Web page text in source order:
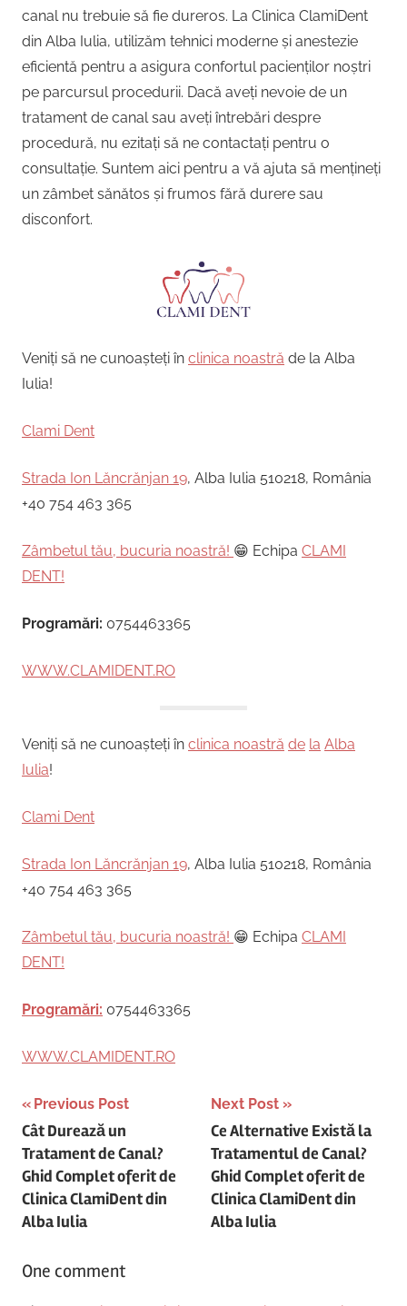
canal nu trebuie să fie dureros. La Clinica ClamiDent
din Alba Iulia, utilizăm tehnici moderne și anestezie
eficientă pentru a asigura confortul pacienților noștri
pe parcursul procedurii. Dacă aveți nevoie de un
tratament de canal sau aveți întrebări despre
procedură, nu ezitați să ne contactați pentru o
consultație. Suntem aici pentru a vă ajuta să mențineți
un zâmbet sănătos și frumos fără durere sau
disconfort.
Veniți să ne cunoașteți în clinica noastră de la Alba
Iulia!
Clami Dent
Strada Ion Lăncrănjan 19, Alba Iulia 510218, România
+40 754 463 365
Zâmbetul tău, bucuria noastră! 😁 Echipa CLAMI
DENT!
Programări: 0754463365
WWW.CLAMIDENT.RO
Veniți să ne cunoașteți în clinica noastră de la Alba
Iulia!
Clami Dent
Strada Ion Lăncrănjan 19, Alba Iulia 510218, România
+40 754 463 365
Zâmbetul tău, bucuria noastră! 😁 Echipa CLAMI
DENT!
Programări: 0754463365
WWW.CLAMIDENT.RO
Post
navigation
Previous Post
Cât Durează un
Tratament de Canal?
Ghid Complet oferit de
Clinica ClamiDent din
Alba Iulia
Next Post
Ce Alternative Există la
Tratamentul de Canal?
Ghid Complet oferit de
Clinica ClamiDent din
Alba Iulia
One comment